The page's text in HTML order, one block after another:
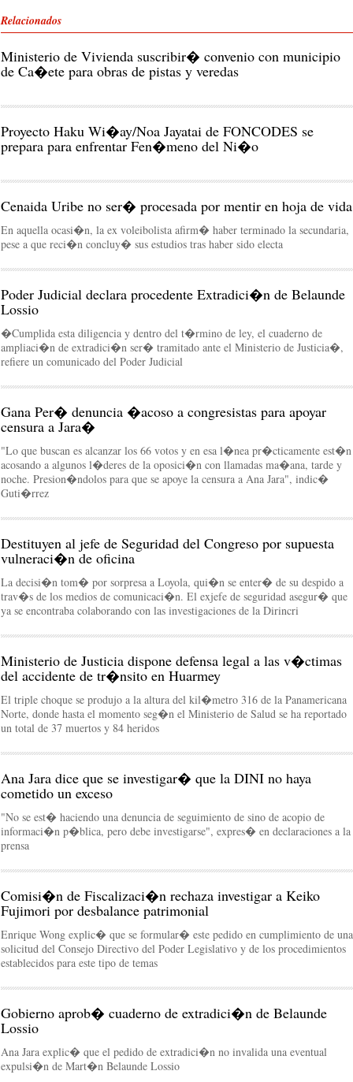
Relacionados
Ministerio de Vivienda suscribir� convenio con municipio
de Ca�ete para obras de pistas y veredas
Proyecto Haku Wi�ay/Noa Jayatai de FONCODES se
prepara para enfrentar Fen�meno del Ni�o
Cenaida Uribe no ser� procesada por mentir en hoja de vida
En aquella ocasi�n, la ex voleibolista afirm� haber terminado la secundaria,
pese a que reci�n concluy� sus estudios tras haber sido electa
Poder Judicial declara procedente Extradici�n de Belaunde
Lossio
�Cumplida esta diligencia y dentro del t�rmino de ley, el cuaderno de
ampliaci�n de extradici�n ser� tramitado ante el Ministerio de Justicia�,
refiere un comunicado del Poder Judicial
Gana Per� denuncia �acoso a congresistas para apoyar
censura a Jara�
"Lo que buscan es alcanzar los 66 votos y en esa l�nea pr�cticamente est�n
acosando a algunos l�deres de la oposici�n con llamadas ma�ana, tarde y
noche. Presion�ndolos para que se apoye la censura a Ana Jara", indic�
Guti�rrez
Destituyen al jefe de Seguridad del Congreso por supuesta
vulneraci�n de oficina
La decisi�n tom� por sorpresa a Loyola, qui�n se enter� de su despido a
trav�s de los medios de comunicaci�n. El exjefe de seguridad asegur� que
ya se encontraba colaborando con las investigaciones de la Dirincri
Ministerio de Justicia dispone defensa legal a las v�ctimas
del accidente de tr�nsito en Huarmey
El triple choque se produjo a la altura del kil�metro 316 de la Panamericana
Norte, donde hasta el momento seg�n el Ministerio de Salud se ha reportado
un total de 37 muertos y 84 heridos
Ana Jara dice que se investigar� que la DINI no haya
cometido un exceso
"No se est� haciendo una denuncia de seguimiento de sino de acopio de
informaci�n p�blica, pero debe investigarse", expres� en declaraciones a la
prensa
Comisi�n de Fiscalizaci�n rechaza investigar a Keiko
Fujimori por desbalance patrimonial
Enrique Wong explic� que se formular� este pedido en cumplimiento de una
solicitud del Consejo Directivo del Poder Legislativo y de los procedimientos
establecidos para este tipo de temas
Gobierno aprob� cuaderno de extradici�n de Belaunde
Lossio
Ana Jara explic� que el pedido de extradici�n no invalida una eventual
expulsi�n de Mart�n Belaunde Lossio